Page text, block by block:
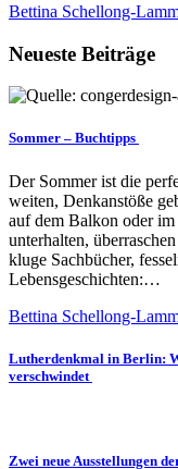
Bettina Schellong-
Neueste Beiträge
Sommer – Buchtipps
Der Sommer ist die
weiten, Denkanstöße
auf dem Balkon oder
unterhalten,
kluge Sachbücher,
Lebensgeschichten:…
Bettina Schellong-
Lutherdenkmal in Berlin:
verschwindet
Zwei neue Ausstellungen